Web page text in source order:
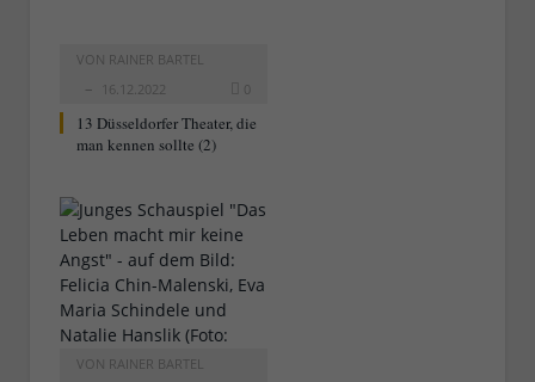
VON RAINER BARTEL
16.12.2022
0
13 Düsseldorfer Theater, die
man kennen sollte (2)
VON RAINER BARTEL